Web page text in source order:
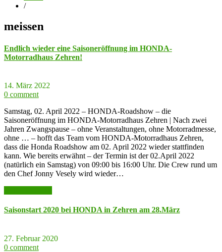
/
meissen
Endlich wieder eine Saisoneröffnung im HONDA-
Motorradhaus Zehren!
14. März 2022
0 comment
Samstag, 02. April 2022 – HONDA-Roadshow – die
Saisoneröffnung im HONDA-Motorradhaus Zehren | Nach zwei
Jahren Zwangspause – ohne Veranstaltungen, ohne Motorradmesse,
ohne … – hofft das Team vom HONDA-Motorradhaus Zehren,
dass die Honda Roadshow am 02. April 2022 wieder stattfinden
kann. Wie bereits erwähnt – der Termin ist der 02.April 2022
(natürlich ein Samstag) von 09:00 bis 16:00 Uhr. Die Crew rund um
den Chef Jonny Vesely wird wieder…
Saisonstart 2020 bei HONDA in Zehren am 28.März
27. Februar 2020
0 comment